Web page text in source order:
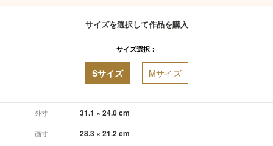
サイズを選択して作品を購入
サイズ選択：
Sサイズ Mサイズ
外寸 31.1 × 24.0 cm
画寸 28.3 × 21.2 cm